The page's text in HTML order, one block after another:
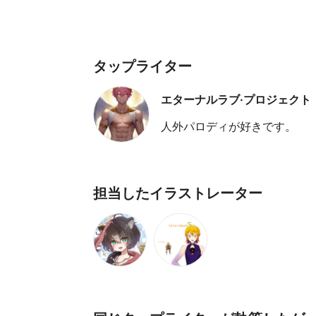
タップライター
エターナルラブ·プロジェクト
人外パロディが好きです。
担当したイラストレーター